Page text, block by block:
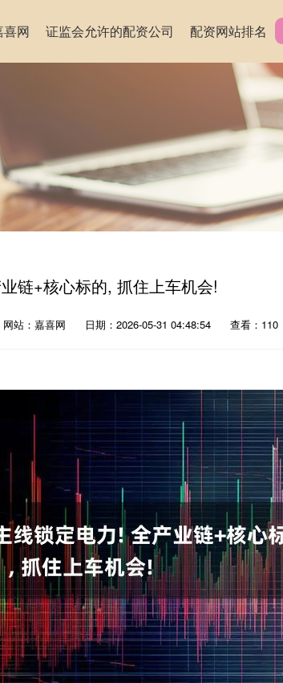
喜网 证监会允许的配资公司 配资网站排名
链+核心标的, 抓住上车机会!
网站：嘉喜网 日期：2026-05-31 04:48:54 查看：110